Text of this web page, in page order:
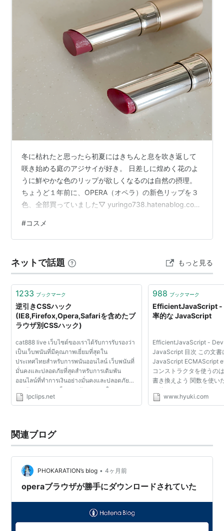
れ、Google Chromeとの差別化を模索している。
マウスジェスチャー
『「マウス右を押しながら左」で戻る、「左を押しなが
ら右」で進む』など、独特の洗練されたマウスジェスチ
ャー体系を持っており、その使い勝手のよさにひかれて
使い続けているユーザも多い。
旧バージョンでは本体に統合されていたOpera
Mail（M2）と呼ばれるメールクライアントは現在
Opera本体とは切り離され、別に提供されている。メー
ルクライアントで使用されている描画エンジンは旧版と
同様Prestoである。
その他
他にも、ブックマークへのコメント付与、ユーザー指定
CSS切り替え(自分で用意したCSSにボタンひとつで切
ーやボタンの配置といった細かいオプション機能が充実
ゆえに不具合も多かった。そのため現行バージョンでは
カスタマイズ出来る範囲は最小限に抑えられ、インター
フェースも非常に簡素化されている。
欠点
簡素化されたインターフェース、限られたカスタマイズ
に不満を持つ旧来のユーザが多い。ブックマークはスピ
ードダイヤルやブックマークバーで利用できるが、ヘビ
ーユーザには不満を漏らす者が多い。
エンジンが共通のGoogle Chrome用拡張機能の多くが
そのまま利用できる他、Opera専用拡張機能も多く提供
されている。
モバイルバージョン
冬に枯れたと思ったら初夏にはきちんと息を吹き返して
咲き始める庭のアジサイが好き。 日差しに煌めく花のよ
うに鮮やかな色のリップが欲しくなるのは自然の摂理。
ちょうど１年前に、OPERA（オペラ）の新色リップを３
色、全部買っていました▽ yuringo738.hatenablog.com
ピンク（ブライトピンク）、③上品なオフィス向けくす
みピンク（ダスティローズ）の３種。購入から１年が経
残量を極限まで繰り出した結果がこちら▽ 下が①ピンク
レッド（残り３ミリ弱）、上が③ダスティローズ（残り
８ミリ弱）…
#コスメ
ネットで話題 もっと見る
1233 ブックマーク
逆引きCSSハック
(IE8,Firefox,Opera,Safariを含めたブ
ラウザ別CSSハック)
cat888 live เว็บไซต์ของเราได้รับการรับรองว่า
เป็นเว็บพนันที่มีคุณภาพเยี่ยมที่สุดใน
ประเทศไทยสำหรับการพนันออนไลน์ เว็บพนันที่
มั่นคงและปลอดภัยที่สุดสำหรับการเดิมพัน
ออนไลน์ที่ทำการเงินอย่างมั่นคงและปลอดภัย
และรับรองความเป็นส่วนตัวของคุณในการเล่น
เกมพนันที่นี่. ทางเรามุ่งเน้นให้ประสบการณ์การ
รพนั...
lpclips.net
988 ブックマーク
EfficientJavaScript -
率的な JavaScript
EfficientJavaScript -
JavaScript 目次 この文書
JavaScript ECMAScript
コンストラクタを使うの
書き換えよう 関数を使い
を使おう with を使うの
める関数で try-catch-
www.hyuki.com
関連ブログ
PHOKARATION’s blog • 4ヶ月前
operaブラウザが勝手にダウンロードされていた